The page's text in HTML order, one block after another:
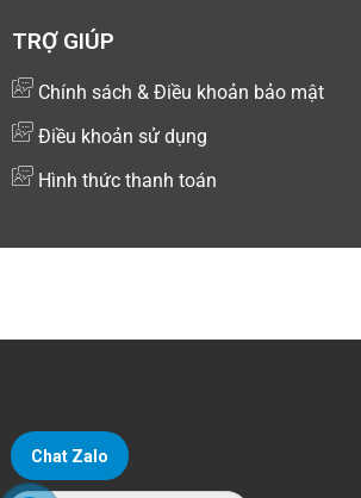
TRỢ GIÚP
Chính sách & Điều khoản bảo mật
Điều khoản sử dụng
Hình thức thanh toán
Chat Zalo